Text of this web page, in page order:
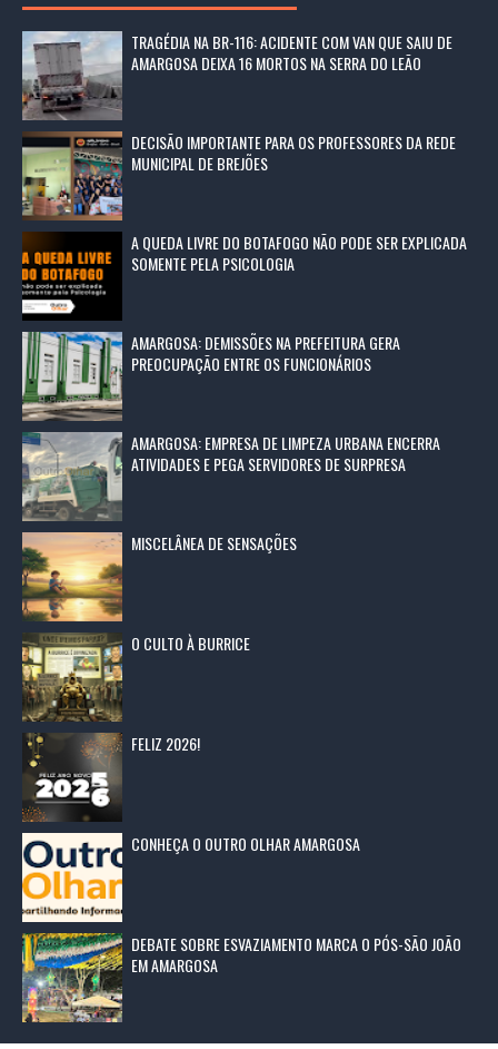
TRAGÉDIA NA BR-116: ACIDENTE COM VAN QUE SAIU DE
AMARGOSA DEIXA 16 MORTOS NA SERRA DO LEÃO
DECISÃO IMPORTANTE PARA OS PROFESSORES DA REDE
MUNICIPAL DE BREJÕES
A QUEDA LIVRE DO BOTAFOGO NÃO PODE SER EXPLICADA
SOMENTE PELA PSICOLOGIA
AMARGOSA: DEMISSÕES NA PREFEITURA GERA
PREOCUPAÇÃO ENTRE OS FUNCIONÁRIOS
AMARGOSA: EMPRESA DE LIMPEZA URBANA ENCERRA
ATIVIDADES E PEGA SERVIDORES DE SURPRESA
MISCELÂNEA DE SENSAÇÕES
O CULTO À BURRICE
FELIZ 2026!
CONHEÇA O OUTRO OLHAR AMARGOSA
DEBATE SOBRE ESVAZIAMENTO MARCA O PÓS-SÃO JOÃO
EM AMARGOSA